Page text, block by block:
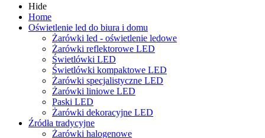
Hide
Home
Oświetlenie led do biura i domu
Żarówki led - oświetlenie ledowe
Żarówki reflektorowe LED
Świetlówki LED
Świetlówki kompaktowe LED
Żarówki specjalistyczne LED
Żarówki liniowe LED
Paski LED
Żarówki dekoracyjne LED
Źródła tradycyjne
Żarówki halogenowe